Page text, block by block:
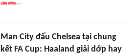
Man City đấu Chelsea tại chung
kết FA Cup: Haaland giải dớp hay